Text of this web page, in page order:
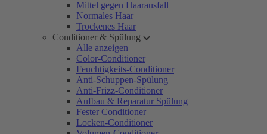
Mittel gegen Haarausfall
Normales Haar
Trockenes Haar
Conditioner & Spülung
Alle anzeigen
Color-Conditioner
Feuchtigkeits-Conditioner
Anti-Schuppen-Spülung
Anti-Frizz-Conditioner
Aufbau & Reparatur Spülung
Fester Conditioner
Locken-Conditioner